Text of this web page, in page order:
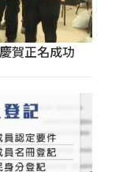
賀正名成功